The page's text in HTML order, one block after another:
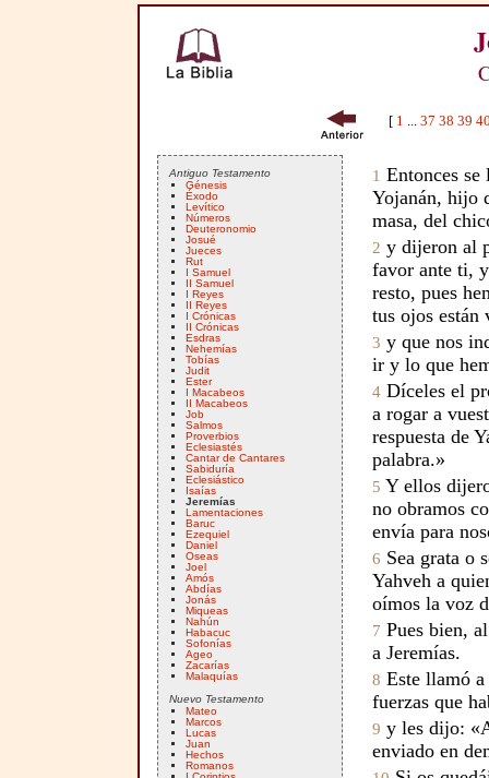
[ 1 ... 37 38 39
Antiguo Testamento
Génesis
Éxodo
Levítico
Números
Deuteronomio
Josué
Jueces
Rut
I Samuel
II Samuel
I Reyes
II Reyes
I Crónicas
II Crónicas
Esdras
Nehemías
Tobías
Judit
Ester
I Macabeos
II Macabeos
Job
Salmos
Proverbios
Eclesiastés
Cantar de Cantares
Sabiduría
Eclesiástico
Isaías
Jeremías
Lamentaciones
Baruc
Ezequiel
Daniel
Oseas
Joel
Amós
Abdías
Jonás
Miqueas
Nahún
Habacuc
Sofonías
Ageo
Zacarías
Malaquías
Nuevo Testamento
Mateo
Marcos
Lucas
Juan
Hechos
Romanos
1 Entonces
Yojanán, hijo
masa, del
2 y dijeron al
favor ante ti,
resto, pues
tus ojos están
3 y que nos
ir y lo que
4 Díceles el
a rogar a
respuesta de
palabra.»
5 Y ellos
no obramos
envía para
6 Sea grata o
Yahveh a
oímos la voz
7 Pues bien,
a Jeremías.
8 Este llamó
fuerzas que
9 y les dijo:
enviado en